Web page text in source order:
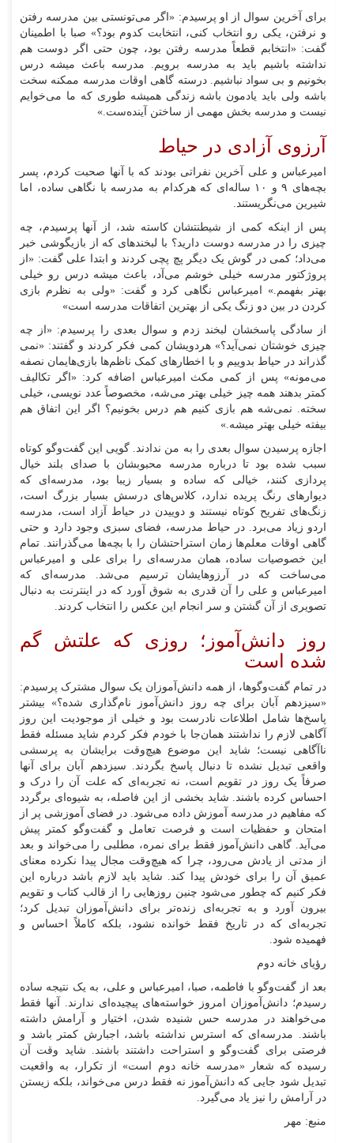
برای آخرین سوال از او پرسیدم: «اگر می‌تونستی بین مدرسه رفتن
و نرفتن، یکی رو انتخاب کنی، انتخابت کدوم بود؟» صبا با اطمینان
گفت: «انتخابم قطعاً مدرسه رفتن بود، چون حتی اگر دوست هم
نداشته باشیم باید به مدرسه برویم. مدرسه باعث میشه درس
بخونیم و بی سواد نباشیم. درسته گاهی اوقات مدرسه ممکنه سخت
باشه ولی باید یادمون باشه زندگی همیشه طوری که ما می‌خوایم
نیست و مدرسه بخش مهمی از ساختن آینده‌ست.»
آرزوی آزادی در حیاط
امیرعباس و علی آخرین نفراتی بودند که با آنها صحبت کردم، پسر
بچه‌های ۹ و ۱۰ ساله‌ای که هرکدام به مدرسه با نگاهی ساده، اما
شیرین می‌نگریستند.
پس از اینکه کمی از شیطنتشان کاسته شد، از آنها پرسیدم، چه
چیزی را در مدرسه دوست دارید؟ با لبخند‌های که از بازیگوشی خبر
می‌داد؛ کمی در گوش یک دیگر پچ پچی کردند و ابتدا علی گفت: «از
پروژکتور مدرسه خیلی خوشم می‌آد، باعث میشه درس رو خیلی
بهتر بفهمم.» امیرعباس نگاهی کرد و گفت: «ولی به نظرم بازی
کردن در بین دو زنگ یکی از بهترین اتفاقات مدرسه است»
از سادگی پاسخشان لبخند زدم و سوال بعدی را پرسیدم: «از چه
چیزی خوشتان نمی‌آید؟» هردویشان کمی فکر کردند و گفتند: «نمی
گذراند در حیاط بدوییم و با اخطار‌های کمک ناظم‌ها بازی‌هایمان نصفه
می‌مونه» پس از کمی مکث امیرعباس اضافه کرد: «اگر تکالیف
کمتر بدهند همه چیز خیلی بهتر می‌شه، مخصوصاً عدد نویسی، خیلی
سخته. نمی‌شه هم بازی کنیم هم درس بخونیم؟ اگر این اتفاق هم
بیفته خیلی بهتر میشه.»
اجازه پرسیدن سوال بعدی را به من ندادند. گویی این گفت‌و‌گو کوتاه
سبب شده بود تا درباره مدرسه محبوبشان با صدای بلند خیال
پردازی کنند، خیالی که ساده و بسیار زیبا بود، مدرسه‌ای که
دیوار‌های رنگ پریده ندارد، کلاس‌های درسش بسیار بزرگ است،
زنگ‌های تفریح کوتاه نیستند و دوییدن در حیاط آزاد است، مدرسه
اردو زیاد می‌برد. در حیاط مدرسه، فضای سبزی وجود دارد و حتی
گاهی اوقات معلم‌ها زمان استراحتشان را با بچه‌ها می‌گذرانند. تمام
این خصوصیات ساده، همان مدرسه‌ای را برای علی و امیرعباس
می‌ساخت که در آرزوهایشان ترسیم می‌شد. مدرسه‌ای که
امیرعباس و علی را آن قدری به شوق آورد که در اینترنت به دنبال
تصویری از آن گشتن و سر انجام این عکس را انتخاب کردند.
روز دانش‌آموز؛ روزی که علتش گم
شده است
در تمام گفت‌وگوها، از همه دانش‌آموزان یک سوال مشترک پرسیدم:
«سیزدهم آبان برای چه روز دانش‌آموز نام‌گذاری شده؟» بیشتر
پاسخ‌ها شامل اطلاعات نادرست بود و خیلی از موجودیت این روز
آگاهی لازم را نداشتند همان‌جا با خودم فکر کردم شاید مسئله فقط
ناآگاهی نیست؛ شاید این موضوع هیچ‌وقت برایشان به پرسشی
واقعی تبدیل نشده تا دنبال پاسخ بگردند. سیزدهم آبان برای آنها
صرفاً یک روز در تقویم است، نه تجربه‌ای که علت آن را درک و
احساس کرده باشند. شاید بخشی از این فاصله، به شیوه‌ای برگردد
که مفاهیم در مدرسه آموزش داده می‌شود. در فضای آموزشی پر از
امتحان و حفظیات است و فرصت تعامل و گفت‌و‌گو کمتر پیش
می‌آید. گاهی دانش‌آموز فقط برای نمره، مطلبی را می‌خواند و بعد
از مدتی از یادش می‌رود، چرا که هیچ‌وقت مجال پیدا نکرده معنای
عمیق آن را برای خودش پیدا کند. شاید باید لازم باشد درباره این
فکر کنیم که چطور می‌شود چنین روز‌هایی را از قالب کتاب و تقویم
بیرون آورد و به تجربه‌ای زنده‌تر برای دانش‌آموزان تبدیل کرد؛
تجربه‌ای که در تاریخ فقط خوانده نشود، بلکه کاملاً احساس و
فهمیده شود.
رؤیای خانه دوم
بعد از گفت‌و‌گو با فاطمه، صبا، امیرعباس و علی، به یک نتیجه ساده
رسیدم؛ دانش‌آموزان امروز خواسته‌های پیچیده‌ای ندارند. آنها فقط
می‌خواهند در مدرسه حس شنیده شدن، اختیار و آرامش داشته
باشند. مدرسه‌ای که استرس نداشته باشد، اجبارش کمتر باشد و
فرصتی برای گفت‌و‌گو و استراحت داشتند باشند. شاید وقت آن
رسیده که شعار «مدرسه خانه دوم است» از تکرار، به واقعیت
تبدیل شود جایی که دانش‌آموز نه فقط درس می‌خواند، بلکه زیستن
در آرامش را نیز یاد می‌گیرد.
منبع: مهر